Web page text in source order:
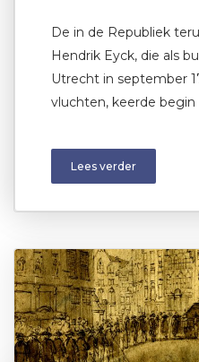
De in de Republiek
Hendrik Eyck, die als
Utrecht in september
vluchten, keerde begin
Lees verder